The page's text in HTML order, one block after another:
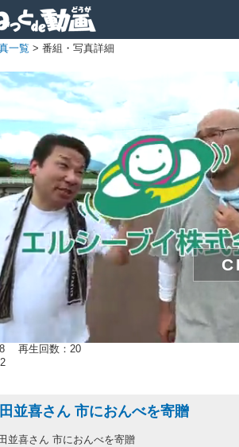
一覧 > 番組・写真詳細
再生回数：20
並喜さん 市におんべを寄贈
並喜さん 市におんべを寄贈